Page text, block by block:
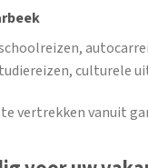
culturele
vertrekken vanuit